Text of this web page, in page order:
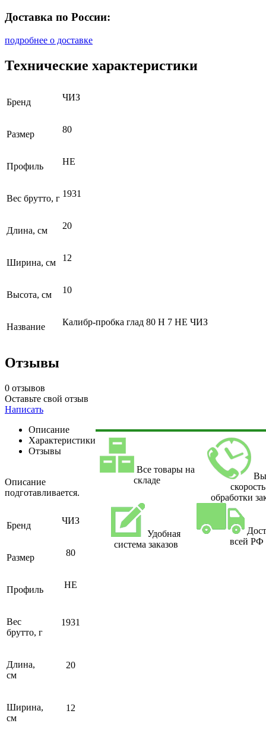
Доставка по России:
подробнее о доставке
Технические характеристики
Бренд ЧИЗ
Размер 80
Профиль НЕ
Вес брутто, г 1931
Длина, см 20
Ширина, см 12
Высота, см 10
Название Калибр-пробка глад 80 Н 7 НЕ ЧИЗ
Отзывы
0 отзывов
Оставьте свой отзыв
Написать
Описание
Характеристики
Отзывы
Описание
подготавливается.
Бренд ЧИЗ
Размер 80
Профиль НЕ
Вес
брутто, г
1931
Длина,
см
20
Ширина,
см
12
Все товары на
складе
скорость
обработки
Удобная
система заказов
всей РФ